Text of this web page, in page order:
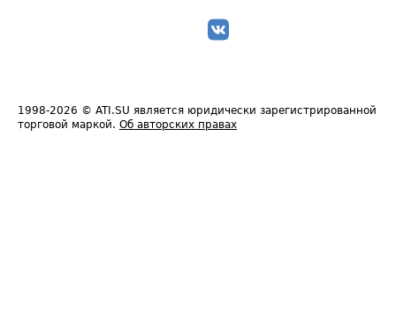
1998-2026 © ATI.SU является юридически зарегистрированной
торговой маркой. Об авторских правах